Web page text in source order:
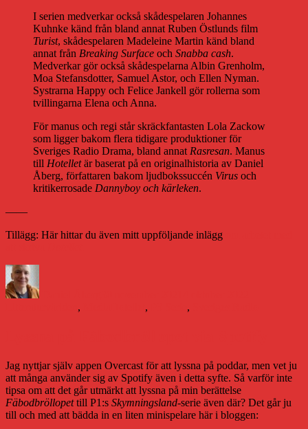
I serien medverkar också skådespelaren Johannes
Kuhnke känd från bland annat Ruben Östlunds film
Turist, skådespelaren Madeleine Martin känd bland
annat från Breaking Surface och Snabba cash.
Medverkar gör också skådespelarna Albin Grenholm,
Moa Stefansdotter, Samuel Astor, och Ellen Nyman.
Systrarna Happy och Felice Jankell gör rollerna som
tvillingarna Elena och Anna.
För manus och regi står skräckfantasten Lola Zackow
som ligger bakom flera tidigare produktioner för
Sveriges Radio Drama, bland annatRasresan. Manus
till Hotelletär baserat på en originalhistoria av Daniel
Åberg, författaren bakom ljudbokssuccén Virus och
kritikerrosade Dannyboy och kärleken.
——
Tillägg: Här hittar du även mitt uppföljande inlägg
, Etiketter, ,
Jag nyttjar själv appen Overcast för att lyssna på poddar, men vet ju
att många använder sig av Spotify även i detta syfte. Så varför inte
tipsa om att det går utmärkt att lyssna på min berättelse
Fäbodbröllopettill P1:s Skymningsland-serie även där? Det går ju
till och med att bädda in en liten minispelare här i bloggen: